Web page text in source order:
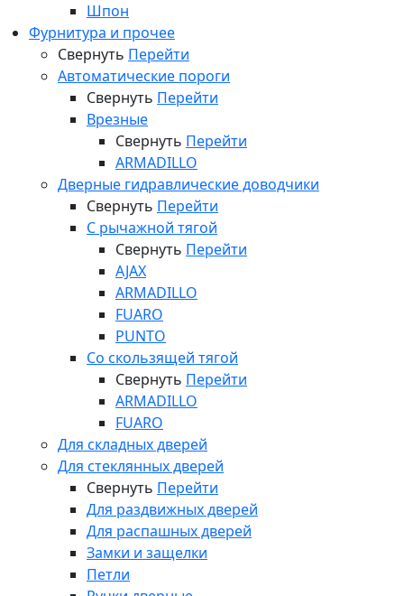
Шпон
Фурнитура и прочее
Свернуть Перейти
Автоматические пороги
Свернуть Перейти
Врезные
Свернуть Перейти
ARMADILLO
Дверные гидравлические доводчики
Свернуть Перейти
С рычажной тягой
Свернуть Перейти
AJAX
ARMADILLO
FUARO
PUNTO
Со скользящей тягой
Свернуть Перейти
ARMADILLO
FUARO
Для складных дверей
Для стеклянных дверей
Свернуть Перейти
Для раздвижных дверей
Для распашных дверей
Замки и защелки
Петли